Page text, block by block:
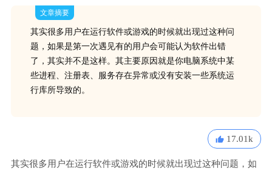
文章摘要
其实很多用户在运行软件或游戏的时候就出现过这种问
题，如果是第一次遇见有的用户会可能认为软件出错
了，其实并不是这样。其主要原因就是你电脑系统中某
些进程、注册表、服务存在异常或没有安装一些系统运
行库所导致的。
17.01k
其实很多用户在运行软件或游戏的时候就出现过这种问题，如